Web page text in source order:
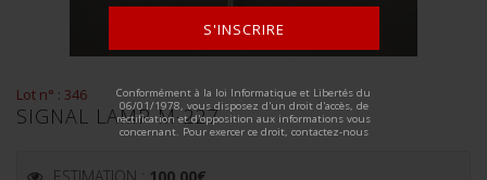
S'INSCRIRE
Conformément à la loi Informatique et Libertés du
06/01/1978, vous disposez d'un droit d'accès, de
rectification et d'opposition aux informations vous
concernant. Pour exercer ce droit, contactez-nous
Lot n° : 346
SIGNAL LAMP M-227